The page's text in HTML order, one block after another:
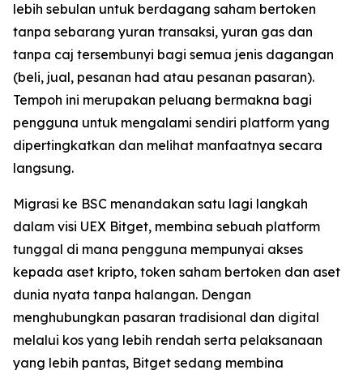
lebih sebulan untuk berdagang saham bertoken
tanpa sebarang yuran transaksi, yuran gas dan
tanpa caj tersembunyi bagi semua jenis dagangan
(beli, jual, pesanan had atau pesanan pasaran).
Tempoh ini merupakan peluang bermakna bagi
pengguna untuk mengalami sendiri platform yang
dipertingkatkan dan melihat manfaatnya secara
langsung.
Migrasi ke BSC menandakan satu lagi langkah
dalam visi UEX Bitget, membina sebuah platform
tunggal di mana pengguna mempunyai akses
kepada aset kripto, token saham bertoken dan aset
dunia nyata tanpa halangan. Dengan
menghubungkan pasaran tradisional dan digital
melalui kos yang lebih rendah serta pelaksanaan
yang lebih pantas, Bitget sedang membina